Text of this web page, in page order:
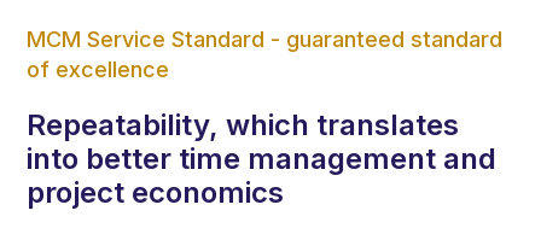
MCM Service Standard - guaranteed standard
of excellence
Repeatability, which translates
into better time management and
project economics